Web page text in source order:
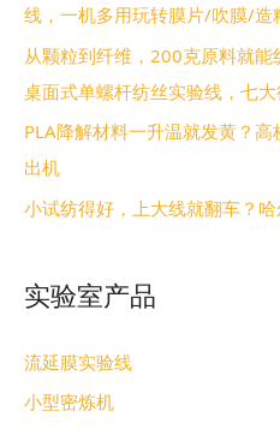
线，一机多用玩转膜片/吹膜/造
从颗粒到纤维，200克原料就能
桌面式单螺杆纺丝实验线，七
PLA降解材料一升温就发黄？
出机
小试纺得好，上大线就翻车？
实验室产品
流延膜实验线
小型密炼机